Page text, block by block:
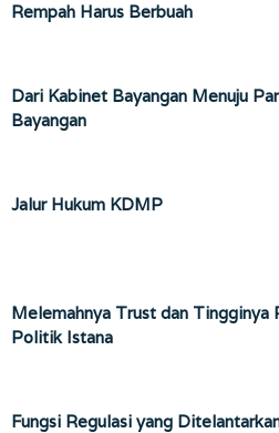
Rempah Harus Berbuah
Dari Kabinet Bayangan Menuju
Bayangan
Jalur Hukum KDMP
Melemahnya Trust dan Tingginya
Politik Istana
Fungsi Regulasi yang